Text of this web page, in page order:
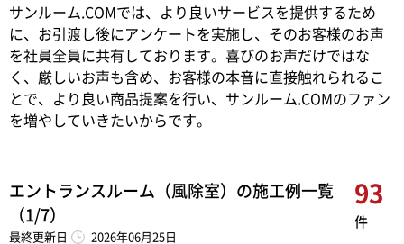
サンルーム.COMでは、より良いサービスを提供するため
に、お引渡し後にアンケートを実施し、そのお客様のお声
を社員全員に共有しております。喜びのお声だけではな
く、厳しいお声も含め、お客様の本音に直接触れられるこ
とで、より良い商品提案を行い、サンルーム.COMのファン
を増やしていきたいからです。
エントランスルーム（風除室）の施工例一覧
（1/7）
93
件
最終更新日 2026年06月25日